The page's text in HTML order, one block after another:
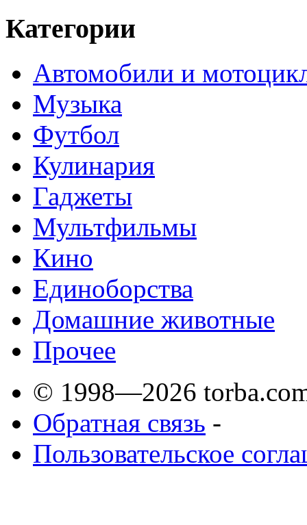
Категории
Автомобили и
Музыка
Футбол
Кулинария
Гаджеты
Мультфильмы
Кино
Единоборства
Домашние животные
Прочее
© 1998—2026
Обратная связь -
Пользовательское